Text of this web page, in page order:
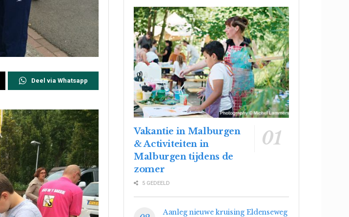
Deel via Whatsapp
Vakantie in Malburgen
& Activiteiten in
Malburgen tijdens de
zomer
5 GEDEELD
Aanleg nieuwe kruising Eldenseweg